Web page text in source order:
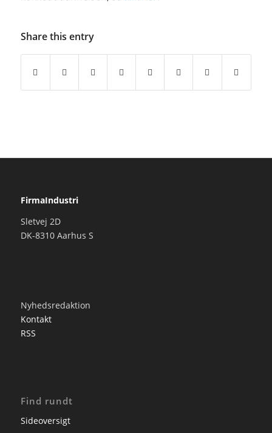
Share this entry
FirmaIndustri
Sletvej 2D
DK-8310 Aarhus S
Nyhedsredaktion
Kontakt
RSS
Find rundt
Sideoversigt